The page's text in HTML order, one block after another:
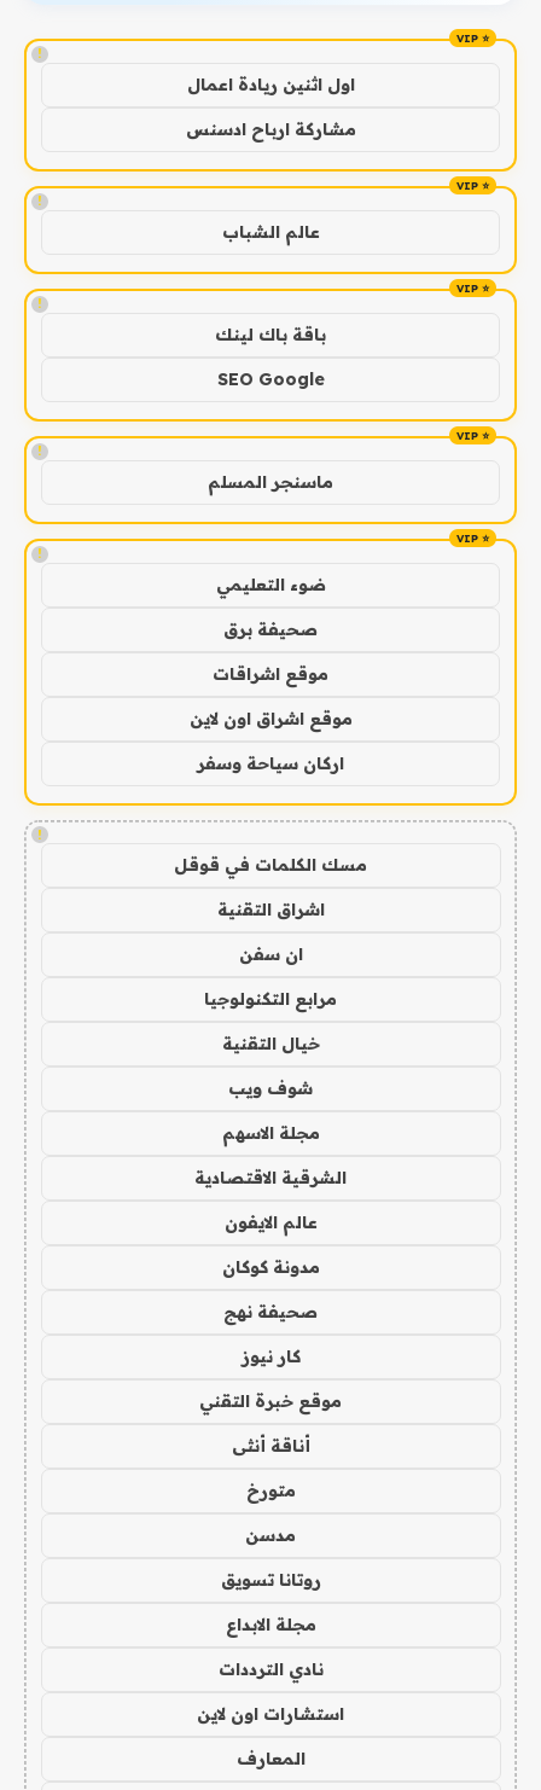
!
اول اثنين ريادة اعمال
مشاركة ارباح ادسنس
!
عالم الشباب
!
باقة باك لينك
SEO Google
!
ماسنجر المسلم
!
ضوء التعليمي
صحيفة برق
موقع اشراقات
موقع اشراق اون لاين
اركان سياحة وسفر
!
مسك الكلمات في قوقل
اشراق التقنية
ان سفن
مرابع التكنولوجيا
خيال التقنية
شوف ويب
مجلة الاسهم
الشرقية الاقتصادية
عالم الايفون
مدونة كوكان
صحيفة نهج
كار نيوز
موقع خبرة التقني
أناقة أنثى
متورخ
مدسن
روتانا تسويق
مجلة الابداع
نادي الترددات
استشارات اون لاين
المعارف